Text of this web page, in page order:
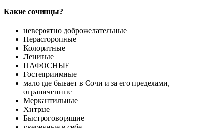
Какие сочинцы?
невероятно доброжелательные
Нерасторопные
Колоритные
Ленивые
ПАФОСНЫЕ
Гостеприимные
мало где бывает в Сочи и за его пределами,
ограниченные
Меркантильные
Хитрые
Быстроговорящие